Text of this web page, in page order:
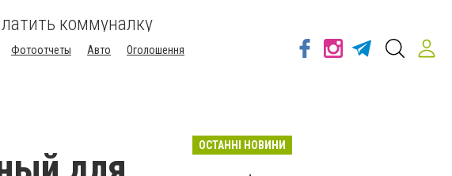
коммуналку
Фотоотчеты Авто
Оголошення
ОСТАННІ НОВИНИ